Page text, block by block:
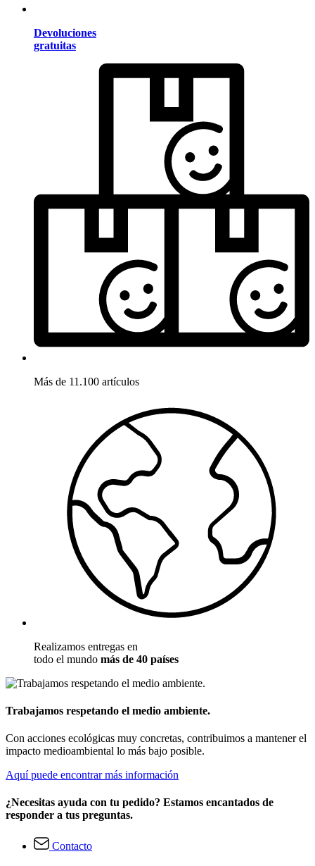
Devoluciones
gratuitas
Más de 11.100 artículos
Realizamos entregas en
todo el mundo más de 40 países
Trabajamos respetando el medio ambiente.
Con acciones ecológicas muy concretas, contribuimos a mantener el
impacto medioambiental lo más bajo posible.
Aquí puede encontrar más información
¿Necesitas ayuda con tu pedido? Estamos encantados de
responder a tus preguntas.
Contacto